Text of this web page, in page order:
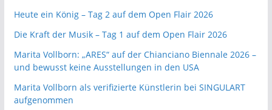
Heute ein König – Tag 2 auf dem Open Flair 2026
Die Kraft der Musik – Tag 1 auf dem Open Flair 2026
Marita Vollborn: „ARES“ auf der Chianciano Biennale 2026 –
und bewusst keine Ausstellungen in den USA
Marita Vollborn als verifizierte Künstlerin bei SINGULART
aufgenommen